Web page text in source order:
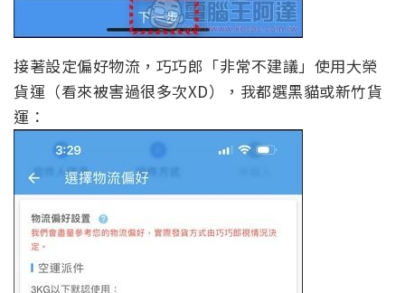
接著設定偏好物流，巧巧郎「非常不建議」使用大榮
貨運（看來被害過很多次XD），我都選黑貓或新竹貨
運：